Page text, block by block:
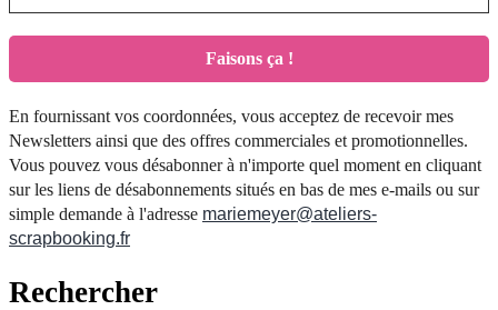
En fournissant vos coordonnées, vous acceptez de recevoir mes
Newsletters ainsi que des offres commerciales et promotionnelles.
Vous pouvez vous désabonner à n'importe quel moment en cliquant
sur les liens de désabonnements situés en bas de mes e-mails ou sur
simple demande à l'adresse mariemeyer@ateliers-
scrapbooking.fr
Rechercher